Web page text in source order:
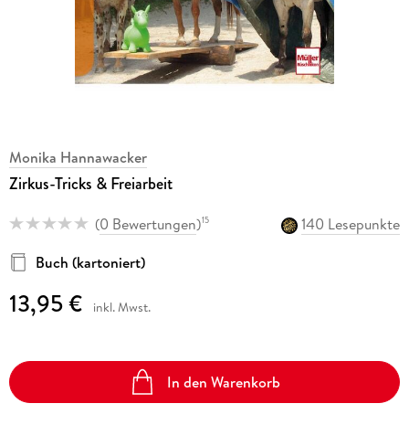
Monika Hannawacker
Zirkus-Tricks & Freiarbeit
(0 Bewertungen)15
140 Lesepunkte
Buch (kartoniert)
13,95 € inkl. Mwst.
In den Warenkorb